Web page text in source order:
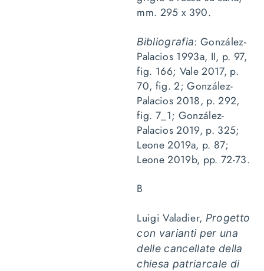
mm. 295 x 390.
Bibliografia: González-
Palacios 1993a, II, p. 97,
fig. 166; Vale 2017, p.
70, fig. 2; González-
Palacios 2018, p. 292,
fig. 7_1; González-
Palacios 2019, p. 325;
Leone 2019a, p. 87;
Leone 2019b, pp. 72-73.
B
Luigi Valadier, Progetto
con varianti per una
delle cancellate della
chiesa patriarcale di